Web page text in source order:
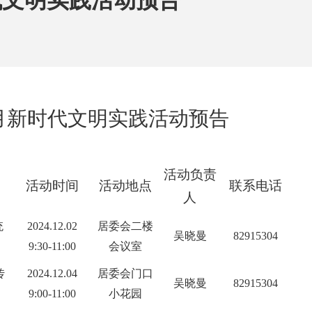
新时代文明实践活动预告
活动时间 活动地点
活动负责
人
联系电话
2024.12.02
9:30-11:00
居委会二楼
会议室
吴晓曼 82915304
2024.12.04
9:00-11:00
居委会门口
小花园
吴晓曼 82915304